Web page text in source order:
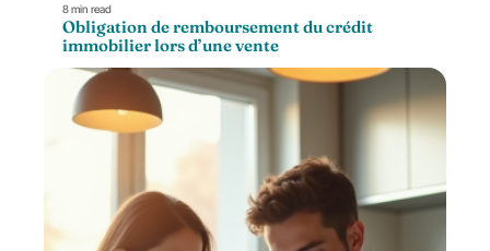
8 min read
Obligation de remboursement du crédit
immobilier lors d’une vente